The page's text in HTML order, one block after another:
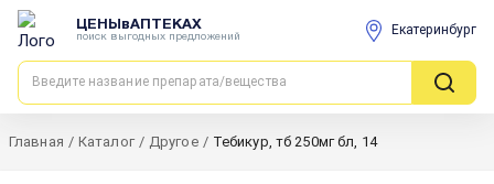
ЦЕНЫвАПТЕКАХ
поиск выгодных предложений Екатеринбург
Главная / Каталог / Другое / Тебикур, тб 250мг бл, 14